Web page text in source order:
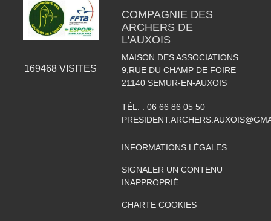
169468 VISITES
COMPAGNIE DES
ARCHERS DE
L'AUXOIS
MAISON DES ASSOCIATIONS
9,RUE DU CHAMP DE FOIRE
21140 SEMUR-EN-AUXOIS
TÉL. : 06 66 86 05 50
INFORMATIONS LÉGALES
SIGNALER UN CONTENU
INAPPROPRIÉ
CHARTE COOKIES